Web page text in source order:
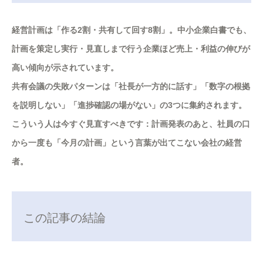
経営計画は「作る2割・共有して回す8割」。中小企業白書でも、
計画を策定し実行・見直しまで行う企業ほど売上・利益の伸びが
高い傾向が示されています。
共有会議の失敗パターンは「社長が一方的に話す」「数字の根拠
を説明しない」「進捗確認の場がない」の3つに集約されます。
こういう人は今すぐ見直すべきです：計画発表のあと、社員の口
から一度も「今月の計画」という言葉が出てこない会社の経営
者。
この記事の結論